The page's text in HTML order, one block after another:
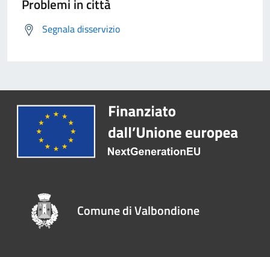
Problemi in città
Segnala disservizio
Comune di Valbondione